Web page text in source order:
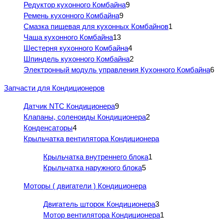
Редуктор кухонного Комбайна9
Ремень кухонного Комбайна9
Смазка пищевая для кухонных Комбайнов1
Чаша кухонного Комбайна13
Шестерня кухонного Комбайна4
Шпиндель кухонного Комбайна2
Электронный модуль управления Кухонного Комбайна6
Запчасти для Кондиционеров
Датчик NTC Кондиционера9
Клапаны, соленоиды Кондиционера2
Конденсаторы4
Крыльчатка вентилятора Кондиционера
Крыльчатка внутреннего блока1
Крыльчатка наружного блока5
Моторы ( двигатели ) Кондиционера
Двигатель шторок Кондиционера3
Мотор вентилятора Кондиционера1